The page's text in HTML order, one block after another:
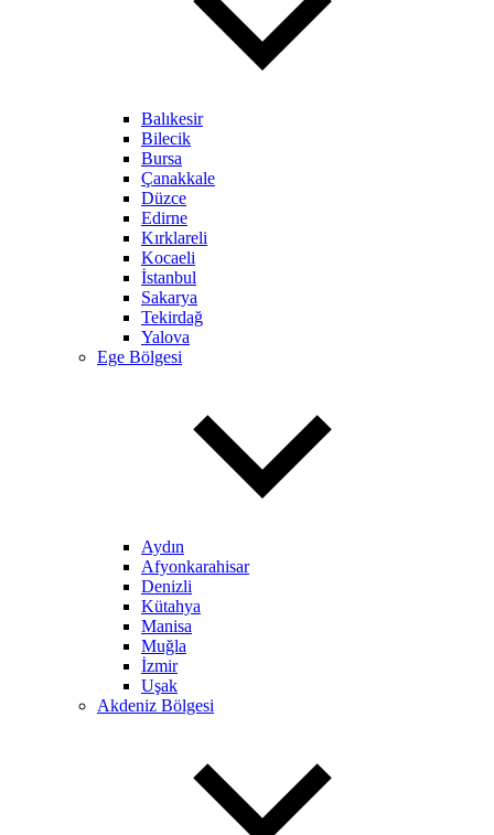
Balıkesir
Bilecik
Bursa
Çanakkale
Düzce
Edirne
Kırklareli
Kocaeli
İstanbul
Sakarya
Tekirdağ
Yalova
Ege Bölgesi
Aydın
Afyonkarahisar
Denizli
Kütahya
Manisa
Muğla
İzmir
Uşak
Akdeniz Bölgesi